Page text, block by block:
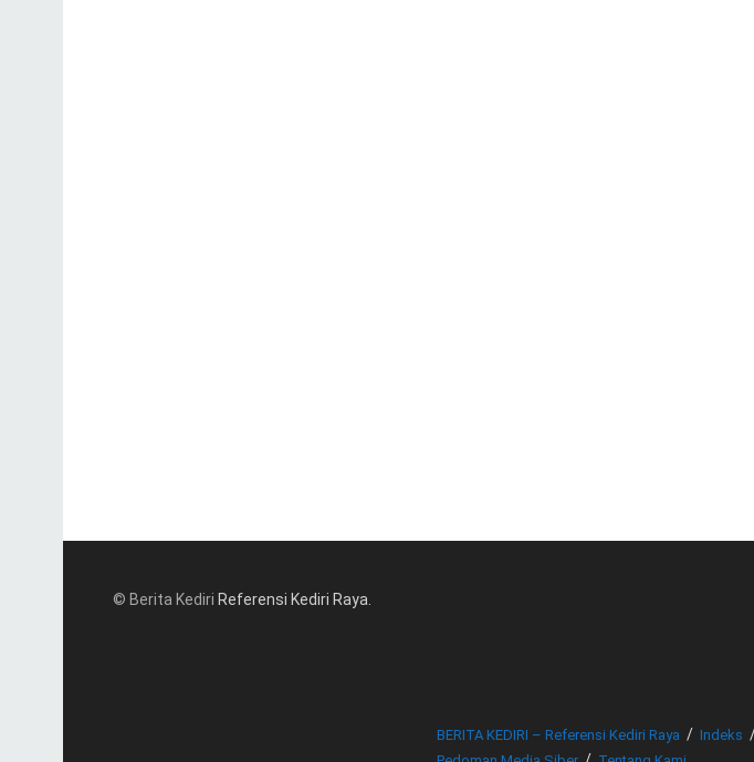
© Berita Kediri Referensi Kediri Raya.
BERITA KEDIRI – Referensi Kediri Raya Indeks